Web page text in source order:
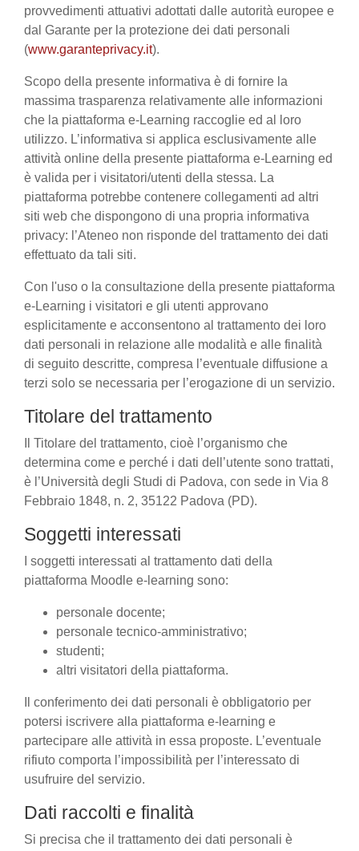
provvedimenti attuativi adottati dalle autorità europee e
dal Garante per la protezione dei dati personali
(www.garanteprivacy.it).
Scopo della presente informativa è di fornire la
massima trasparenza relativamente alle informazioni
che la piattaforma e-Learning raccoglie ed al loro
utilizzo. L’informativa si applica esclusivamente alle
attività online della presente piattaforma e-Learning ed
è valida per i visitatori/utenti della stessa. La
piattaforma potrebbe contenere collegamenti ad altri
siti web che dispongono di una propria informativa
privacy: l’Ateneo non risponde del trattamento dei dati
effettuato da tali siti.
Con l'uso o la consultazione della presente piattaforma
e-Learning i visitatori e gli utenti approvano
esplicitamente e acconsentono al trattamento dei loro
dati personali in relazione alle modalità e alle finalità
di seguito descritte, compresa l’eventuale diffusione a
terzi solo se necessaria per l’erogazione di un servizio.
Titolare del trattamento
Il Titolare del trattamento, cioè l’organismo che
determina come e perché i dati dell’utente sono trattati,
è l’Università degli Studi di Padova, con sede in Via 8
Febbraio 1848, n. 2, 35122 Padova (PD).
Soggetti interessati
I soggetti interessati al trattamento dati della
piattaforma Moodle e-learning sono:
personale docente;
personale tecnico-amministrativo;
studenti;
altri visitatori della piattaforma.
Il conferimento dei dati personali è obbligatorio per
potersi iscrivere alla piattaforma e-learning e
partecipare alle attività in essa proposte. L’eventuale
rifiuto comporta l’impossibilità per l’interessato di
usufruire del servizio.
Dati raccolti e finalità
Si precisa che il trattamento dei dati personali è